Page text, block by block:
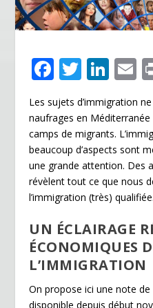
F
ac
e
b
o
o
k
T
w
itt
er
Li
n
k
e
dI
n
E
l
Les sujets d’immigration
naufrages en
camps de migrants.
beaucoup d’aspects sont
une grande attention. Des
révèlent tout ce que nous
l’immigration (très) qualifiée.
UN ÉCLAIRAGE
ÉCONOMIQUES
L’IMMIGRATION
On propose ici une note de
disponible depuis début